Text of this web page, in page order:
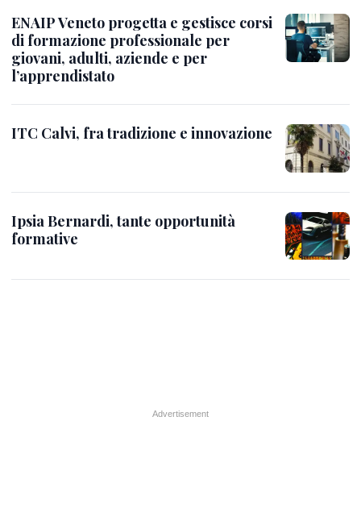
ENAIP Veneto progetta e gestisce corsi
di formazione professionale per
giovani, adulti, aziende e per
l’apprendistato
ITC Calvi, fra tradizione e innovazione
Ipsia Bernardi, tante opportunità
formative